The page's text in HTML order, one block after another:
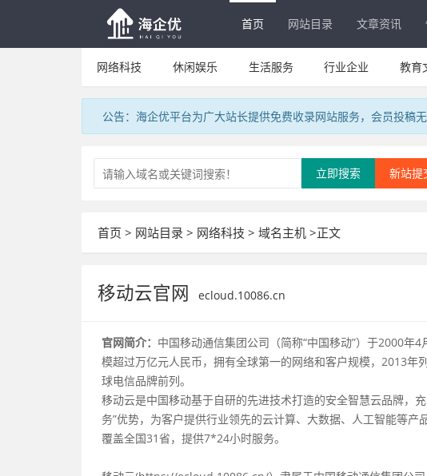
首页 网站目录 文章资讯
网络科技 休闲娱乐 生活服务 行业企业 教育
公告：海企优平台为广大站长提供免费收录网站服务，会员投稿
新站提
立即搜索
首页 > 网站目录 > 网络科技 > 域名主机 >正文
移动云官网 ecloud.10086.cn
官网简介： 中国移动通信集团公司（简称“中国移动”）于2000年
模超过万亿元人民币，拥有全球第一的网络和客户规模，2013年
球电信品牌前列。
移动云是中国移动基于自研的先进技术打造的安全智慧云品牌，
务”优势，为客户提供行业领先的云计算、大数据、人工智能等
覆盖全国31省，提供7*24小时服务。